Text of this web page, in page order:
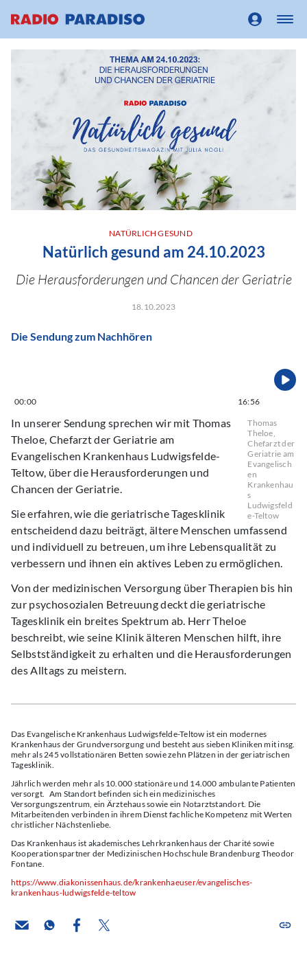
NATÜRLICH GESUND
Natürlich gesund am 24.10.2023
Die Herausforderungen und Chancen der Geriatrie
18.10.2023
Die Sendung zum Nachhören
00:00 16:56
Thomas
Theloe,
Chefarzt der
Geriatrie am
Evangelisch
en
Krankenhau
s
Ludwigsfeld
e-Teltow
In unserer Sendung sprechen wir mit Thomas
Theloe, Chefarzt der Geriatrie am
Evangelischen Krankenhaus Ludwigsfelde-
Teltow, über die Herausforderungen und
Chancen der Geriatrie.
Sie erfahren, wie die geriatrische Tagesklinik
entscheidend dazu beiträgt, ältere Menschen umfassend
und individuell zu betreuen, um ihre Lebensqualität zu
verbessern und ihnen ein aktives Leben zu ermöglichen.
Von der medizinischen Versorgung über Therapien bis hin
zur psychosozialen Betreuung deckt die geriatrische
Tagesklinik ein breites Spektrum ab. Herr Theloe
beschreibt, wie seine Klinik älteren Menschen hilft, ihre
Selbstständigkeit zu erhalten und die Herausforderungen
des Alltags zu meistern.
Das Evangelische Krankenhaus Ludwigsfelde-Teltow ist ein modernes
Krankenhaus der Grundversorgung und besteht aus sieben Kliniken mit insg.
mehr als 245 vollstationären Betten sowie zehn Plätzen in der geriatrischen
Tagesklinik.
Jährlich werden mehr als 10.000 stationäre und 14.000 ambulante Patienten
versorgt. Am Standort befinden sich ein medizinisches
Versorgungszentrum, ein Ärztehaus sowie ein Notarztstandort. Die
Mitarbeitenden verbinden in ihrem Dienst fachliche Kompetenz mit Werten
christlicher Nächstenliebe.
Das Krankenhaus ist akademisches Lehrkrankenhaus der Charité sowie
Kooperationspartner der Medizinischen Hochschule Brandenburg Theodor
Fontane.
https://www.diakonissenhaus.de/krankenhaeuser/evangelisches-
krankenhaus-ludwigsfelde-teltow